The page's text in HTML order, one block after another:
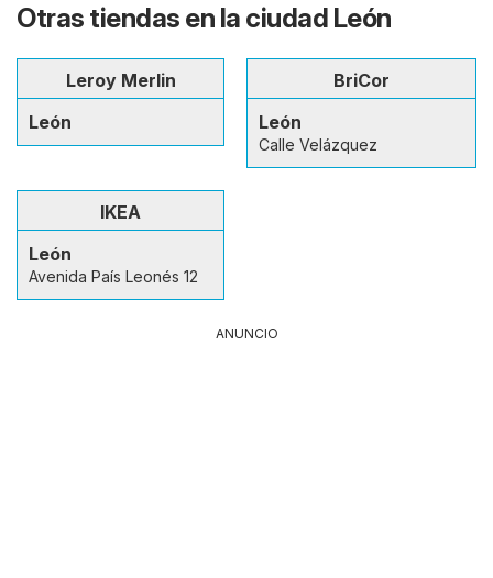
Otras tiendas en la ciudad León
Leroy Merlin
León
BriCor
León
Calle Velázquez
IKEA
León
Avenida País Leonés 12
ANUNCIO